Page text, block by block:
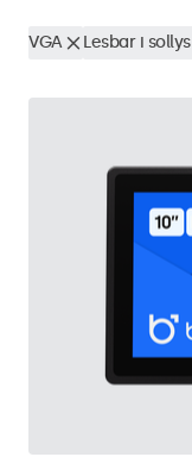
VGA Lesbar i sollys